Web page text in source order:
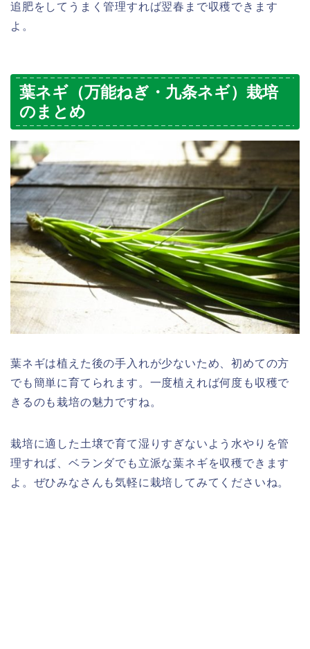
追肥をしてうまく管理すれば翌春まで収穫できます
よ。
葉ネギ（万能ねぎ・九条ネギ）栽培
のまとめ
葉ネギは植えた後の手入れが少ないため、初めての方
でも簡単に育てられます。一度植えれば何度も収穫で
きるのも栽培の魅力ですね。
栽培に適した土壌で育て湿りすぎないよう水やりを管
理すれば、ベランダでも立派な葉ネギを収穫できます
よ。ぜひみなさんも気軽に栽培してみてくださいね。